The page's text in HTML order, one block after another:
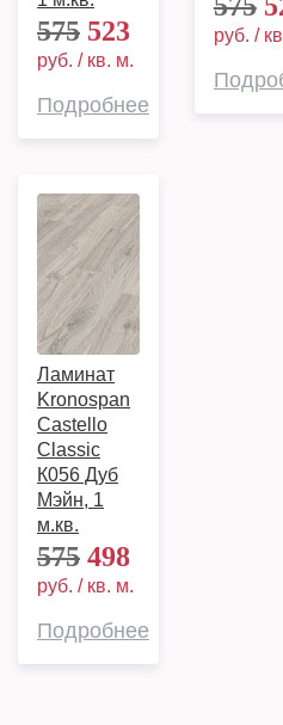
575 523
руб. / кв. м.
Подробнее
руб. /
Ламинат
Kronospan
Castello
Classic
К056 Дуб
Мэйн, 1
м.кв.
575 498
руб. / кв. м.
Подробнее